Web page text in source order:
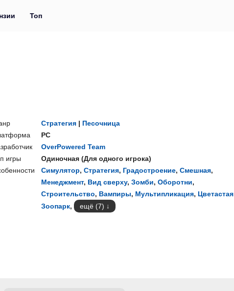
Топ
Стратегия | Песочница
PC
OverPowered Team
игры
Одиночная (Для одного игрока)
Симулятор, Стратегия, Градостроение, Смешная,
Менеджмент, Вид сверху, Зомби, Оборотни,
Строительство, Вампиры, Мультипликация, Цветастая
Зоопарк, ещё (7)